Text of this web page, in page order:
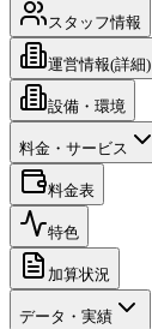
スタッフ情報
運営情報(詳細)
設備・環境
料金・サービス
料金表
特色
加算状況
データ・実績